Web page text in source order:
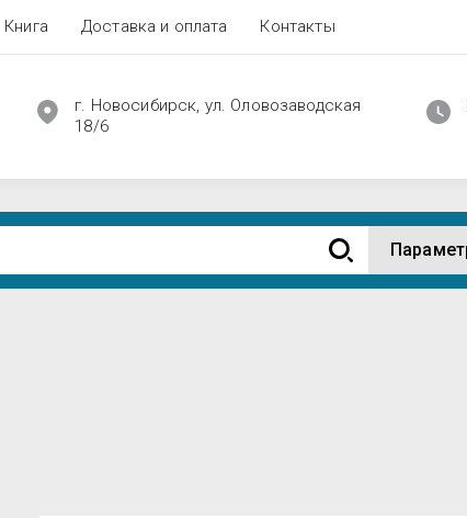
Книга Доставка и оплата Контакты
г. Новосибирск, ул. Оловозаводская
18/6